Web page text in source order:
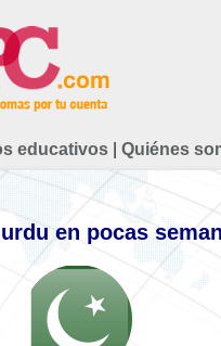
educativos Quiénes
en pocas